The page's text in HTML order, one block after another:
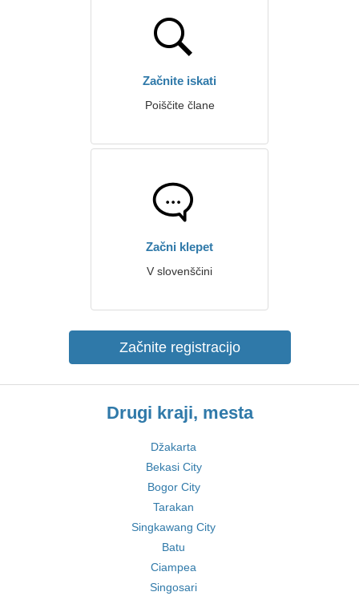
Začnite iskati
Poiščite člane
Začni klepet
V slovenščini
Začnite registracijo
Drugi kraji, mesta
Džakarta
Bekasi City
Bogor City
Tarakan
Singkawang City
Batu
Ciampea
Singosari